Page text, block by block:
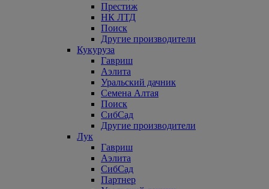
Престиж
НК ЛТД
Поиск
Другие производители
Кукуруза
Гавриш
Аэлита
Уральский дачник
Семена Алтая
Поиск
СибСад
Другие производители
Лук
Гавриш
Аэлита
СибСад
Партнер